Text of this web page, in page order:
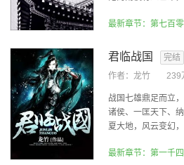
最新章节：第七百
君临战国
完结
作者： 龙竹 239
战国七雄鼎足而立
诸侯、一匡天下、
夏大地，风云变幻